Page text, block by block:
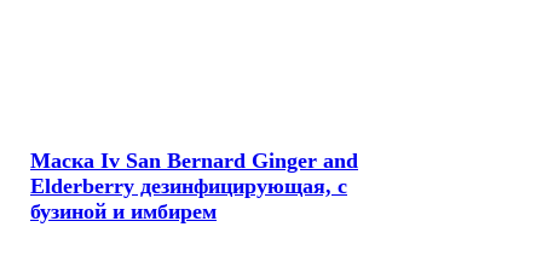
Маска Iv San Bernard Ginger and
Elderberry дезинфицирующая, с
бузиной и имбирем